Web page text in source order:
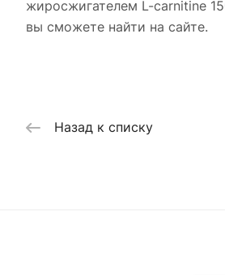
жиросжигателем L-carnitine
вы сможете найти на сайте.
Назад к списку